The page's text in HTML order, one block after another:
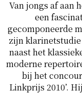
Van jongs af aan
een
gecomponeerde
zijn
naast het
moderne
bij het
Linkprijs 2010’.